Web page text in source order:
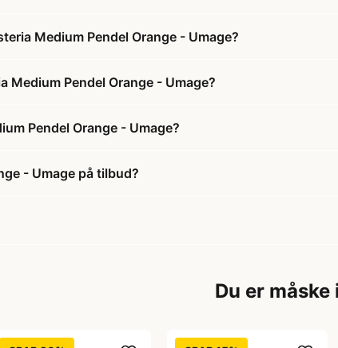
Medium Pendel Orange - Umage?
Medium Pendel Orange - Umage?
Pendel Orange - Umage?
- Umage på tilbud?
Du er